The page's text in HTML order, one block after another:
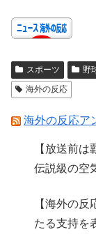
スポーツ 野
海外の反応
海外の反応ア
【放送前
伝説級の空
【海外の
たる支持を